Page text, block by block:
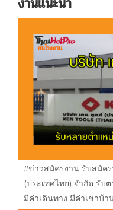
#ข่าวสมัครงาน รับสมัค
(ประเทศไทย) จำกัด รั
มีค่าเดินทาง มีค่าเช่าบ้า